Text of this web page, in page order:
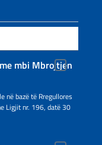
mbi Mbrojtjen
në bazë të Rregullores
Ligjit nr. 196, datë 30